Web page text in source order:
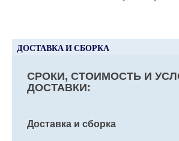
ДОСТАВКА И СБОРКА
СРОКИ, СТОИМОСТЬ И
ДОСТАВКИ:
Доставка и сборка